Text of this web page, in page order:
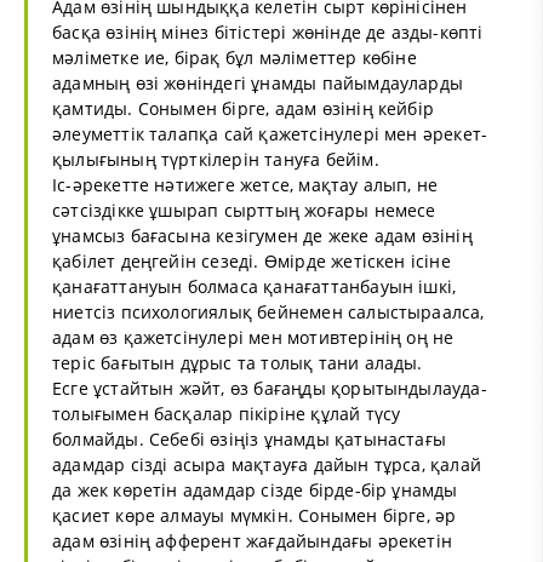
Адам өзінің шындыққа келетін сырт көрінісінен
басқа өзінің мінез бітістері жөнінде де азды-көпті
мәліметке ие, бірақ бұл мәліметтер көбіне
адамның өзі жөніндегі ұнамды пайымдауларды
қамтиды. Сонымен бірге, адам өзінің кейбір
әлеуметтік талапқа сай қажетсінулері мен әрекет-
қылығының түрткілерін тануға бейім.
Іс-әрекетте нәтижеге жетсе, мақтау алып, не
сәтсіздікке ұшырап сырттың жоғары немесе
ұнамсыз бағасына кезігумен де жеке адам өзінің
қабілет деңгейін сезеді. Өмірде жетіскен ісіне
қанағаттануын болмаса қанағаттанбауын ішкі,
ниетсіз психологиялық бейнемен салыстыраалса,
адам өз қажетсінулері мен мотивтерінің оң не
теріс бағытын дұрыс та толық тани алады.
Есге ұстайтын жәйт, өз бағаңды қорытындылауда-
толығымен басқалар пікіріне құлай түсу
болмайды. Себебі өзіңіз ұнамды қатынастағы
адамдар сізді асыра мақтауға дайын тұрса, қалай
да жек көретін адамдар сізде бірде-бір ұнамды
қасиет көре алмауы мүмкін. Сонымен бірге, әр
адам өзінің афферент жағдайындағы әрекетін